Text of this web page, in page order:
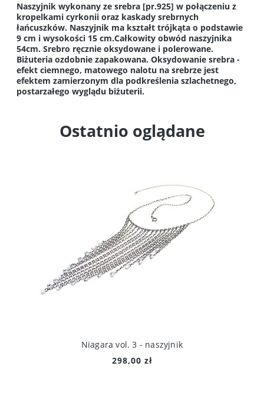
Naszyjnik wykonany ze srebra [pr.925] w połączeniu z
kropelkami cyrkonii oraz kaskady srebrnych
łańcuszków. Naszyjnik ma kształt trójkąta o podstawie
9 cm i wysokości 15 cm.Całkowity obwód naszyjnika
54cm. Srebro ręcznie oksydowane i polerowane.
Biżuteria ozdobnie zapakowana. Oksydowanie srebra -
efekt ciemnego, matowego nalotu na srebrze jest
efektem zamierzonym dla podkreślenia szlachetnego,
postarzałego wyglądu biżuterii.
Ostatnio oglądane
Niagara vol. 3 - naszyjnik
298,00 zł